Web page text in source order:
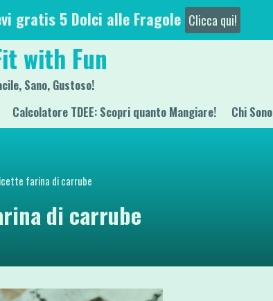
gratis 5 Dolci alle Fragole Clicca qui!
with Fun
Sano, Gustoso!
Calcolatore TDEE: Scopri quanto Mangiare! Chi Sono
farina di carrube
di carrube